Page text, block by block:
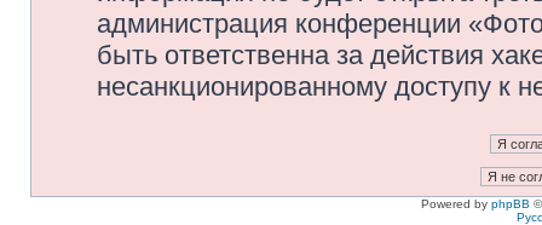
администрация конференции
быть ответственна за действия
несанкционированному доступу к
Powered by phpBB